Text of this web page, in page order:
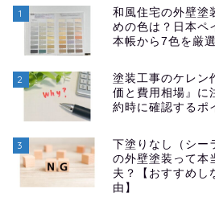
1
和風住宅の外壁塗
めの色は？日本ペ
本帳から7色を厳選
2
塗装工事のケレン
価と費用相場』に
約時に確認するポ
3
下塗りなし（シー
の外壁塗装って本
夫？【おすすめし
由】